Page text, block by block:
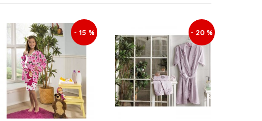
- 15 % - 20 %